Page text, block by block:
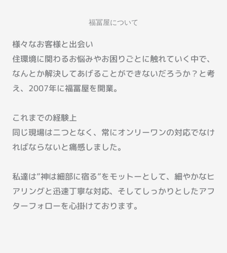
福冨屋について
様々なお客様と出会い
住環境に関わるお悩みやお困りごとに触れていく中で、
なんとか解決してあげることができないだろうか？と考
え、2007年に福冨屋を開業。
これまでの経験上
同じ現場は二つとなく、常にオンリーワンの対応でなけ
ればならないと痛感しました。
私達は”神は細部に宿る”をモットーとして、細やかなヒ
アリングと迅速丁寧な対応、そしてしっかりとしたアフ
ターフォローを心掛けております。